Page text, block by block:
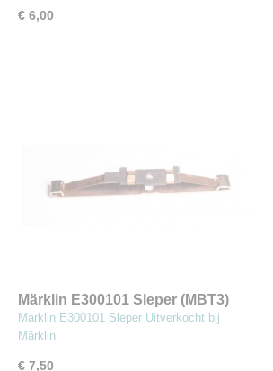
€ 6,00
Märklin E300101 Sleper (MBT3)
Märklin E300101 Sleper Uitverkocht bij
Märklin
€ 7,50